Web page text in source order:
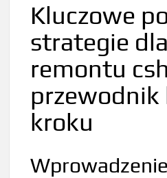
Kluczowe
strategie
remontu
przewodnik
kroku
Wprowadzenie